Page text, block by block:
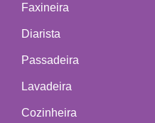
Faxineira
Diarista
Passadeira
Lavadeira
Cozinheira